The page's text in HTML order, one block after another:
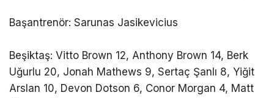
Başantrenör: Sarunas Jasikevicius
Beşiktaş: Vitto Brown 12, Anthony Brown 14, Berk
Uğurlu 20, Jonah Mathews 9, Sertaç Şanlı 8, Yiğit
Arslan 10, Devon Dotson 6, Conor Morgan 4, Matt